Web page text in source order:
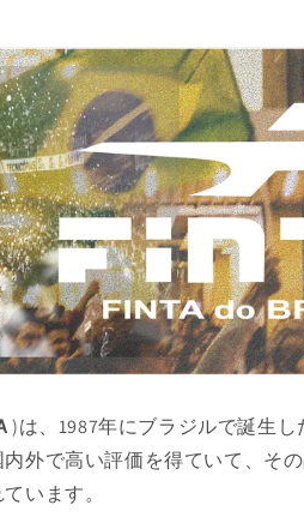
)は、1987年にブラジルで誕生
外で高い評価を得ていて、そ
います。